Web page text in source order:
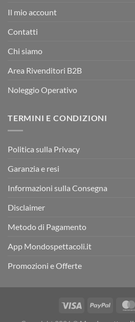
Il mio account
Contatti
Chi siamo
Area Rivenditori B2B
Noleggio Operativo
TERMINI E CONDIZIONI
Politica sulla Privacy
Garanzia e resi
Informazioni sulla Consegna
Disclaimer
Metodo di Pagamento
App Mondospettacoli.it
Promozioni e Offerte